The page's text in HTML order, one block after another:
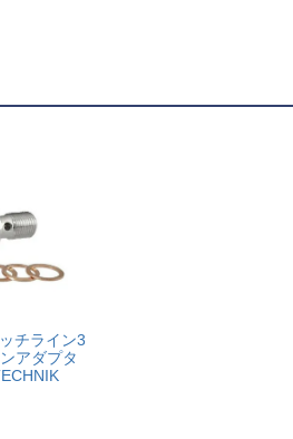
チライン3
アダプタ